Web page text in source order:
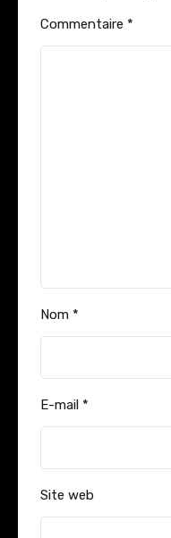
Commentaire *
Nom *
E-mail *
Site web